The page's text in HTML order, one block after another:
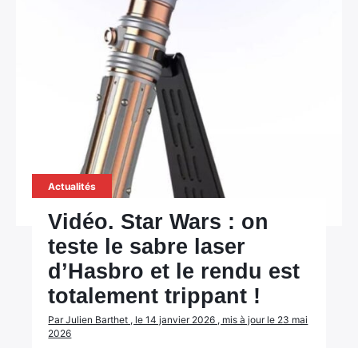
Actualités
Vidéo. Star Wars : on
teste le sabre laser
d’Hasbro et le rendu est
totalement trippant !
Par Julien Barthet , le 14 janvier 2026 , mis à jour le 23 mai
2026